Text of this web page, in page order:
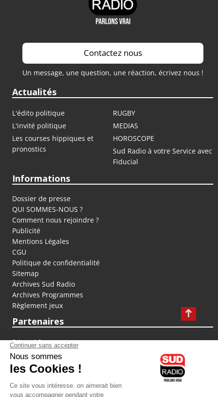
Contactez nous
Un message, une question, une réaction, écrivez nous !
Actualités
L'édito politique
RUGBY
L'invité politique
MEDIAS
Les courses hippiques et
pronostics
HOROSCOPE
Sud Radio à votre Service avec
Fiducial
Informations
Dossier de presse
QUI SOMMES-NOUS ?
Comment nous rejoindre ?
Publicité
Mentions Légales
CGU
Politique de confidentialité
Sitemap
Archives Sud Radio
Archives Programmes
Règlement jeux
Partenaires
fiducial.fr
lyoncapitale.fr
olympique-et-lyonnais.com
L'application Iphone / Android